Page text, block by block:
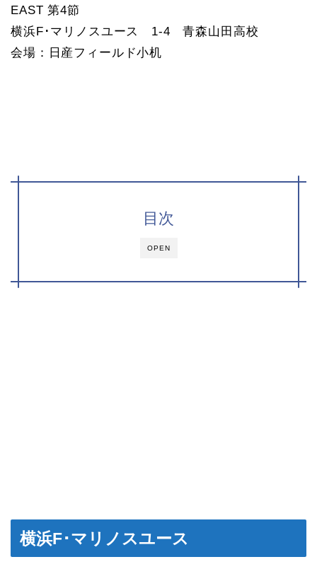
EAST 第4節
横浜F･マリノスユース 1-4 青森山田高校
会場：日産フィールド小机
OPEN
目次
横浜F･マリノスユース